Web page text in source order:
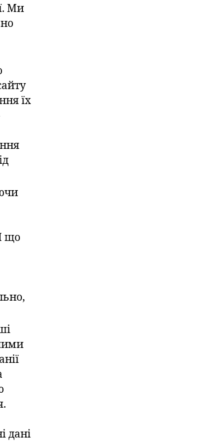
Ми
їх
що
дані